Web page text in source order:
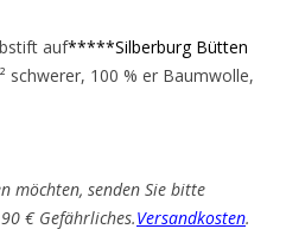
auf*****Silberburg Bütten
schwerer, 100 % er Baumwolle,
möchten, senden Sie bitte
€ Gefährliches.Versandkosten.